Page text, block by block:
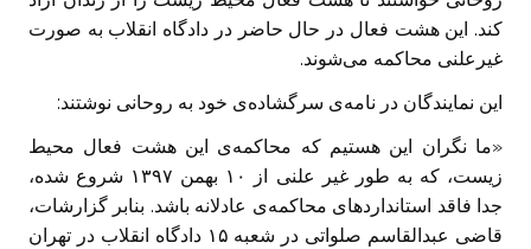
کند. این هشت فعال در حال حاضر در دادگاه انقلاب به صورت
غیرعلنی محاکمه‌ می‌شوند.
این نمایندگان در نامه‌ی سرگشاده‌ی خود به روحانی نوشتند:
«ما نگران این هستیم که محاکمه‌ی این هشت فعال محیط
زیست، که به طور غیر علنی از ۱۰ بهمن ۱۳۹۷ شروع شده،
جدا فاقد استانداردهای محاکمه‌ی عادلانه باشد. بنابر گزارشات،
قاضی عبدالقاسم صلواتی در شعبه ۱۵ دادگاه انقلاب در تهران